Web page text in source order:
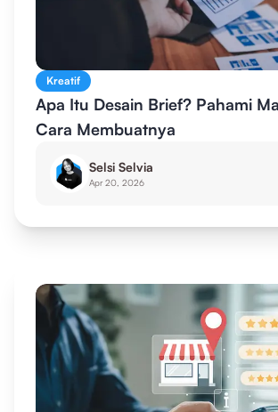
Kreatif
Apa Itu Desain Brief? Pahami
Cara Membuatnya
Selsi Selvia
Apr 20, 2026